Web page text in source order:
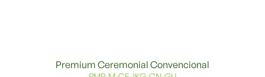
Premium Ceremonial Convencional